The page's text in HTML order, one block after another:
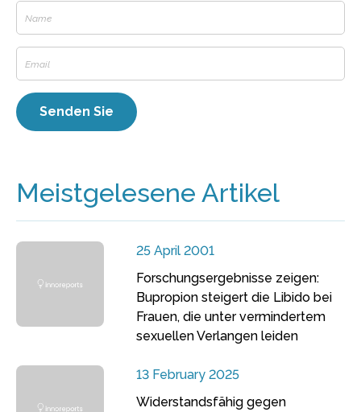
Meistgelesene Artikel
25 April 2001
Forschungsergebnisse zeigen:
Bupropion steigert die Libido bei
Frauen, die unter vermindertem
sexuellen Verlangen leiden
13 February 2025
Widerstandsfähig gegen